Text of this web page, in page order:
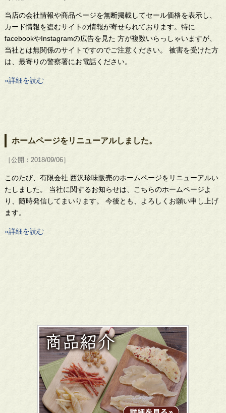
当店の会社情報や商品ページを無断掲載してセール価格を表示し、
カード情報を盗むサイトの情報が寄せられております。特に
facebookやInstagramの広告を見た 方が複数いらっしゃいますが、
当社とは無関係のサイトですのでご注意ください。 被害を受けた方
は、最寄りの警察署にお電話ください。
»詳細を読む
ホームページをリニューアルしました。
［公開：2018/09/06］
このたび、有限会社 西沢珍味販売のホームページをリニューアルい
たしました。 当社に関するお知らせは、こちらのホームページよ
り、随時発信してまいります。 今後とも、よろしくお願い申し上げ
ます。
»詳細を読む